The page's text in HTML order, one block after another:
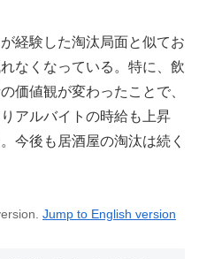
経験した淘汰局面と似てお
なくなっている。特に、飲
価値観が変わったことで、
アルバイトの時給も上昇
今後も居酒屋の淘汰は続く
Jump to English version